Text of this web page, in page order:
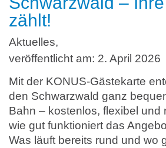
zählt!
Aktuelles,
veröffentlicht am: 2. April 2026
Mit der KONUS-Gästekarte
den Schwarzwald ganz
Bahn – kostenlos, flexibel und
wie gut funktioniert das
Was läuft bereits rund und wo